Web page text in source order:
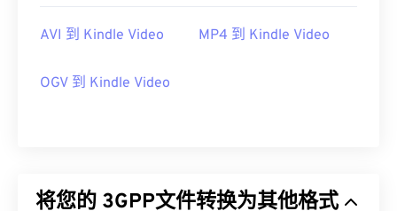
AVI 到 Kindle Video MP4 到 Kindle Video
OGV 到 Kindle Video
将您的 3GPP文件转换为其他格式